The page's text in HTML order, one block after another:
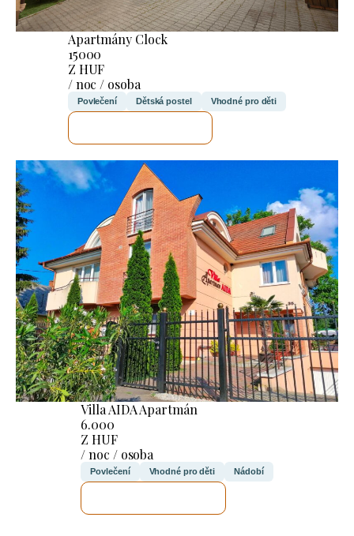
Apartmány Clock
15000
Z HUF
/ noc / osoba
Povlečení Dětská postel Vhodné pro děti
Villa AIDA Apartmán
6.000
Z HUF
/ noc / osoba
Povlečení Vhodné pro děti Nádobí